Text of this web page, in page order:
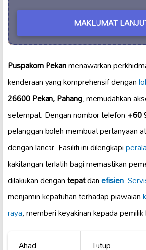
MAKLUMAT
Puspakom Pekanmenawarkan
kenderaan yang komprehensif dengan
26600 Pekan, Pahang, memudahkan
setempat. Dengan nombor telefon+60
pelanggan boleh membuat pertanyaan
dengan lancar. Fasiliti ini dilengkapi
kakitangan terlatih bagi memastikan
dilakukan dengantepatdanefisien.
menjamin kepatuhan terhadap piawaian
raya, memberi keyakinan kepada
Ahad Tutup